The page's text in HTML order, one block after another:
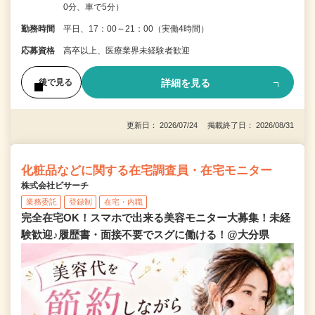
0分、車で5分）
勤務時間 平日、17：00～21：00（実働4時間）
応募資格 高卒以上、医療業界未経験者歓迎
後で見る 詳細を見る
更新日： 2026/07/24 掲載終了日： 2026/08/31
化粧品などに関する在宅調査員・在宅モニター
株式会社ビサーチ
業務委託 登録制 在宅・内職
完全在宅OK！スマホで出来る美容モニター大募集！未経
験歓迎♪履歴書・面接不要でスグに働ける！@大分県